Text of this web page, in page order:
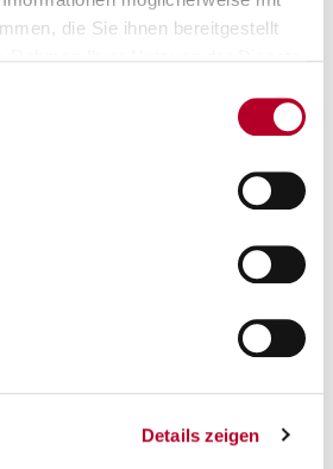
die Sie ihnen bereitgestellt
Details zeigen